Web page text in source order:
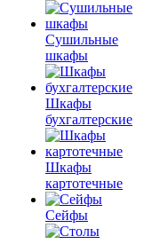
Сушильные
шкафы
Шкафы
бухгалтерские
Шкафы
картотечные
Сейфы